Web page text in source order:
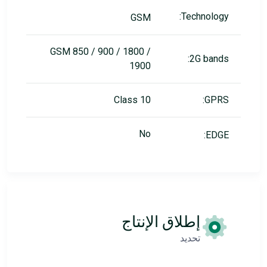
Technology:
GSM
2G bands:
GSM 850 / 900 / 1800 /
1900
GPRS:
Class 10
EDGE:
No
إطلاق الإنتاج
تحديد